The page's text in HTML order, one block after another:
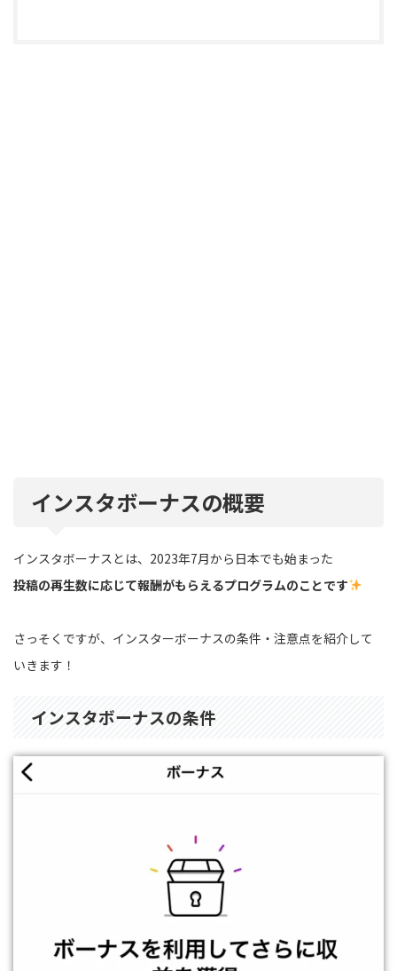
インスタボーナスの概要
インスタボーナスとは、2023年7月から日本でも始まった
投稿の再生数に応じて報酬がもらえるプログラムのことです
さっそくですが、インスターボーナスの条件・注意点を紹介して
いきます！
インスタボーナスの条件